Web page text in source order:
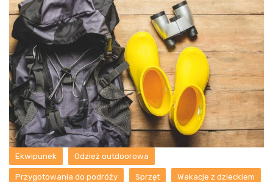
Ekwipunek Odzież outdoorowa
Przygotowania do podróży Sprzęt Wakacje z dzieckiem